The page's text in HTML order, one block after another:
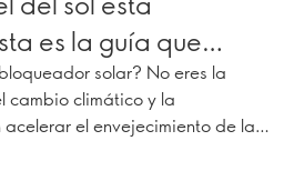
es la guía que
la mano!solar? No eres la
cambio climático y la
el envejecimiento de la